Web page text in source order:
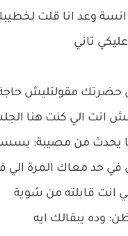
وعد انا قلت
تاني
حضرتك مقولتليش
انت الي كنت هنا
ما يحدث من مصيبة:
حد معاك المرة الي
انت قابلته من شوية
وده يبقالك ايه